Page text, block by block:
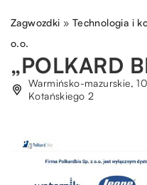
Zagwozdki » Technologia i
o.o.
„POLKARD
Warmińsko-mazurskie,
Kotańskiego 2